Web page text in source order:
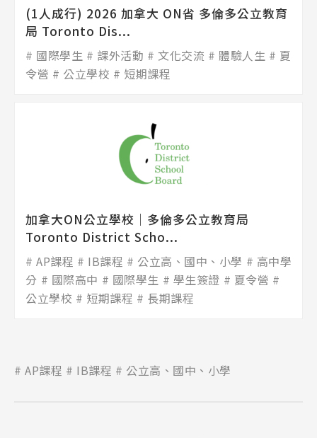
(1人成行) 2026 加拿大 ON省 多倫多公立教育
局 Toronto Dis...
國際學生 課外活動 文化交流 體驗人生
夏
令營
公立學校 短期課程
加拿大ON公立學校│多倫多公立教育局
Toronto District Scho...
AP課程 IB課程 公立高、國中、小學
高中學
分
國際高中 國際學生 學生簽證
夏令營
公立學校
短期課程 長期課程
AP課程 IB課程 公立高、國中、小學